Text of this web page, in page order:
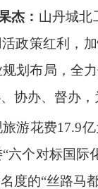
杰： 山丹城北
政策红利，
划布局，全
协办、督办
游花费17.9
六个对标国
的“丝路马都